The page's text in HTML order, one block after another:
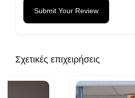
Submit Your Review
Σχετικές επιχειρήσεις